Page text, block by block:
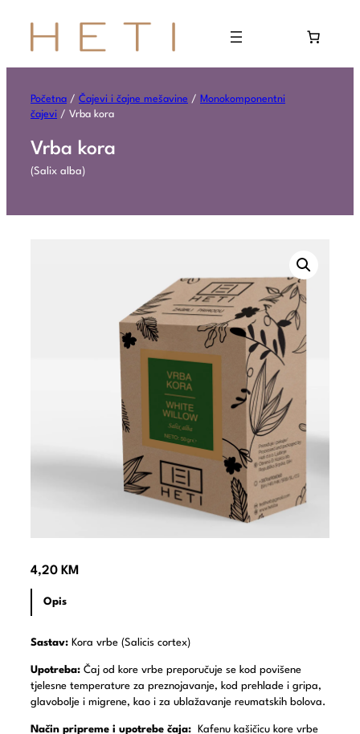
Početna / Čajevi i čajne mešavine /
Monokomponentni
čajevi / Vrba kora
Vrba kora
(Salix alba)
4,20 KM
Opis
Sastav: Kora vrbe (Salicis cortex)
Upotreba: Čaj od kore vrbe preporučuje se kod povišene
tjelesne temperature za preznojavanje, kod prehlade i gripa,
glavobolje i migrene, kao i za ublažavanje reumatskih bolova.
Način pripreme i upotrebe čaja: Kafenu kašičicu kore vrbe